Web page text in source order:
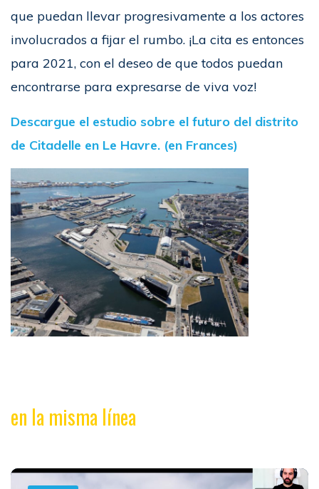
que puedan llevar progresivamente a los actores
involucrados a fijar el rumbo. ¡La cita es entonces
para 2021, con el deseo de que todos puedan
encontrarse para expresarse de viva voz!
Descargue el estudio sobre el futuro del distrito
de Citadelle en Le Havre. (en Frances)
en la misma línea